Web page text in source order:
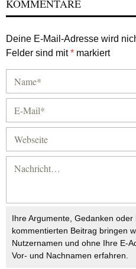
KOMMENTARE
Deine E-Mail-Adresse wird
Felder sind mit* markiert
Ihre Argumente, Gedanken
kommentierten Beitrag bringen
Nutzernamen und ohne Ihre E-
Vor- und Nachnamen erfahren.